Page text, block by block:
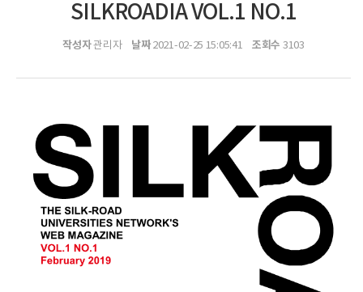
SILKROADIA VOL.1 NO.1
작성자관리자 날짜2021-02-25 15:05:41 조회수 3103